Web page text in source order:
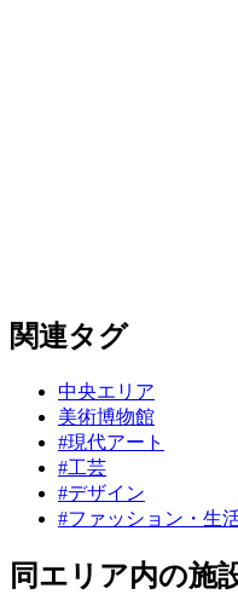
関連タグ
中央エリア
美術博物館
#現代アート
#工芸
#デザイン
#ファッション・生
同エリア内の施